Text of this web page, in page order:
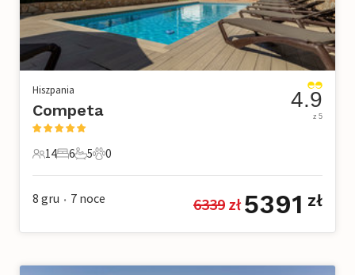
Hiszpania
Competa
14 Goście
14
6 Sypialnie
6
5 Łazienki
5
0 Zwierzęta domowe
0
4.9
z 5
8 gru • 7 noce 6339 zł 5391 zł